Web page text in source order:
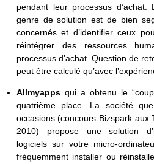
pendant leur processus
genre de solution est de bien
concernés et d’identifier ceux
réintégrer des ressources
processus d’achat. Question de
peut être calculé qu’avec
Allmyapps qui a obtenu le
quatrième place. La société
occasions (concours Bizspark aux
2010) propose une solution
logiciels sur votre micro-
fréquemment installer ou